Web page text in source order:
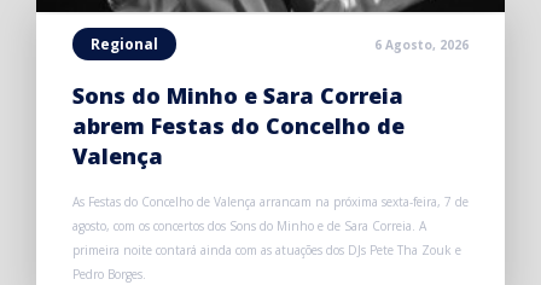
Regional 6 Agosto, 2026
Sons do Minho e Sara Correia
abrem Festas do Concelho de
Valença
As Festas do Concelho de Valença arrancam na próxima sexta-feira, 7 de
agosto, com os concertos dos Sons do Minho e de Sara Correia. A
primeira noite contará ainda com as atuações dos DJs Pete Tha Zouk e
Pedro Borges.